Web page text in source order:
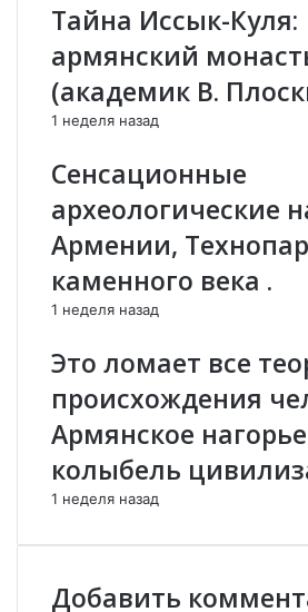
о
я
н
д
у
м
к
а
Т
р
ц
и
и
.
и
и
с
и
а
ю
р
з
м
»
п
Тайна Иссык-Куля:
армянский
(академик В.
1 неделя назад
Сенсационные
археологические
Армении,
каменного века .
1 неделя назад
Это ломает все
происхождения
Армянское
колыбель
1 неделя назад
Добавить